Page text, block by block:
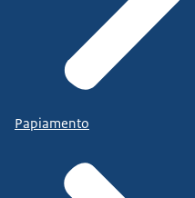
Papiamento